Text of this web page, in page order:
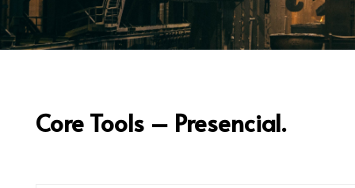
Core Tools – Presencial.